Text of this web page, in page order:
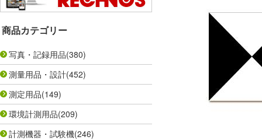
商品カテゴリー
写真・記録用品(380)
測量用品・設計(452)
測定用品(149)
環境計測用品(209)
計測機器・試験機(246)